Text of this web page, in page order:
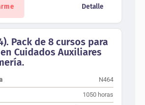
Detalle
Pack de 8 cursos para
Cuidados Auxiliares
N464
1050 horas